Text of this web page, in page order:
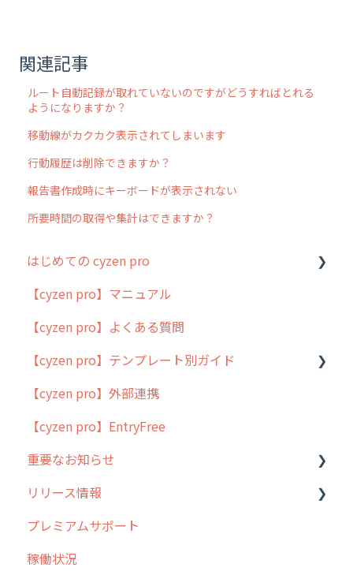
関連記事
ルート自動記録が取れていないのですがどうすればとれる
ようになりますか？
移動線がカクカク表示されてしまいます
行動履歴は削除できますか？
報告書作成時にキーボードが表示されない
所要時間の取得や集計はできますか？
はじめての cyzen pro
cyzen pro とは？
簡易マニュアル
cyzen proの位置情報取得について
用語集
よくある質問
【cyzen pro】マニュアル
【cyzen pro】よくある質問
【cyzen pro】テンプレート別ガイド
ポスティング
ラウンダー
メンテナンス
外廻り営業
清掃
不動産
【cyzen pro】外部連携
【cyzen pro】EntryFree
重要なお知らせ
過去の重要なお知らせ
障害情報
リリース情報
リリース
2026年のリリース情報
プレミアムサポート
稼働状況